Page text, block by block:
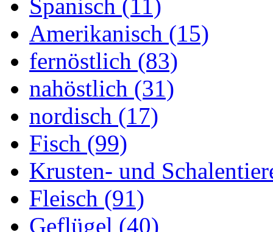
Spanisch (11)
Amerikanisch (15)
fernöstlich (83)
nahöstlich (31)
nordisch (17)
Fisch (99)
Krusten- und
Fleisch (91)
Geflügel (40)